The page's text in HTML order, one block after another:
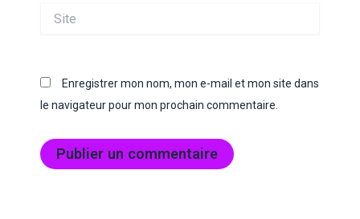
Enregistrer mon nom, mon e-mail et mon site dans
le navigateur pour mon prochain commentaire.